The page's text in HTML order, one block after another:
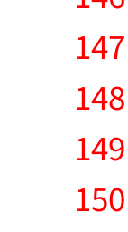
147
148
149
150